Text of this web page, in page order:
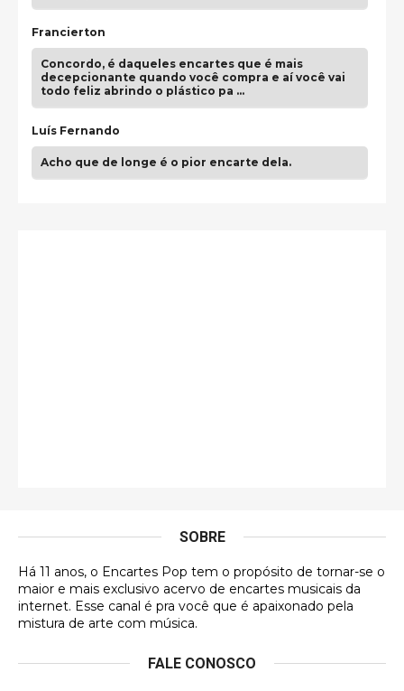
Francierton
Concordo, é daqueles encartes que é mais
decepcionante quando você compra e aí você vai
todo feliz abrindo o plástico pa …
Luís Fernando
Acho que de longe é o pior encarte dela.
DVD MIDINHO
Francierton
futuras aquisições, e olhando o encarte aqui, me
SOBRE
Há 11 anos, o Encartes Pop tem o propósito de tornar-se o
maior e mais exclusivo acervo de encartes musicais da
internet. Esse canal é pra você que é apaixonado pela
mistura de arte com música.
FALE CONOSCO